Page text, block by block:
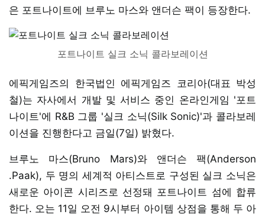
은 포트나이트에 브루노 마스와 앤더슨 팩이 등장한다.
포트나이트 실크 소닉 콜라보레이션
에픽게임즈의 한국법인 에픽게임즈 코리아(대표 박성
철)는 자사에서 개발 및 서비스 중인 온라인게임 '포트
나이트'에 R&B 그룹 '실크 소닉(Silk Sonic)'과 콜라보레
이션을 진행한다고 금일(7일) 밝혔다.
브루노 마스(Bruno Mars)와 앤더슨 팩(Anderson
.Paak), 두 명의 세계적 아티스트로 구성된 실크 소닉은
새로운 아이콘 시리즈로 선정돼 포트나이트 섬에 합류
한다. 오는 11일 오전 9시부터 아이템 상점을 통해 두 아